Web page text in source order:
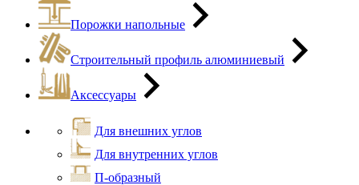
Порожки напольные
Строительный профиль алюминиевый
Аксессуары
Для внешних углов
Для внутренних углов
П-образный